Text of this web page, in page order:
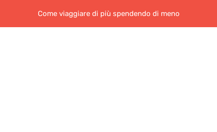
Come viaggiare di più spendendo di meno